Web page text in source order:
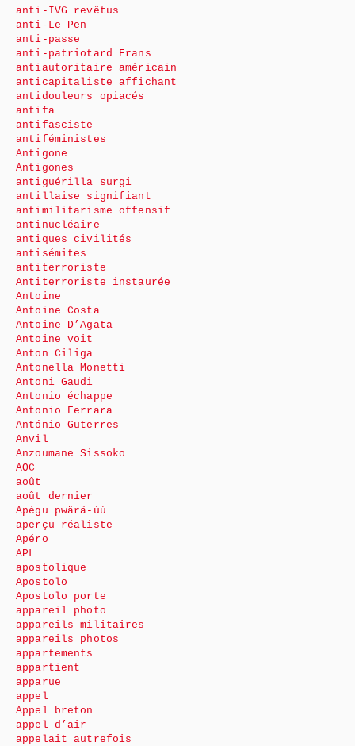
anti-IVG revêtus
anti-Le Pen
anti-passe
anti-patriotard Frans
antiautoritaire américain
anticapitaliste affichant
antidouleurs opiacés
antifa
antifasciste
antiféministes
Antigone
Antigones
antiguérilla surgi
antillaise signifiant
antimilitarisme offensif
antinucléaire
antiques civilités
antisémites
antiterroriste
Antiterroriste instaurée
Antoine
Antoine Costa
Antoine D’Agata
Antoine voit
Anton Ciliga
Antonella Monetti
Antoni Gaudi
Antonio échappe
Antonio Ferrara
António Guterres
Anvil
Anzoumane Sissoko
AOC
août
août dernier
Apégu pwärä-ùù
aperçu réaliste
Apéro
APL
apostolique
Apostolo
Apostolo porte
appareil photo
appareils militaires
appareils photos
appartements
appartient
apparue
appel
Appel breton
appel d’air
appelait autrefois